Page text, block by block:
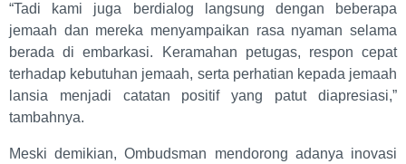
“Tadi kami juga berdialog langsung dengan beberapa
jemaah dan mereka menyampaikan rasa nyaman selama
berada di embarkasi. Keramahan petugas, respon cepat
terhadap kebutuhan jemaah, serta perhatian kepada jemaah
lansia menjadi catatan positif yang patut diapresiasi,”
tambahnya.
Meski demikian, Ombudsman mendorong adanya inovasi